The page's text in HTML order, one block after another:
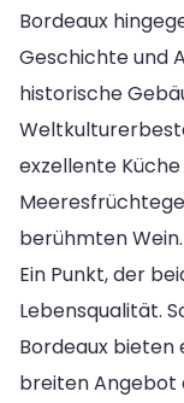
Bordeaux
Geschichte und
historische
exzellente
berühmten Wein.
Ein Punkt, der
Lebensqualität.
Bordeaux
breiten Angebot